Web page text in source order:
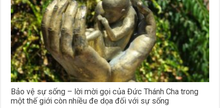
Bảo vệ sự sống – lời mời gọi của Đức Thánh Cha trong
một thế giới còn nhiều đe dọa đối với sự sống